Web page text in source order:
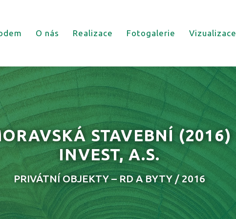
O nás Realizace Fotogalerie Vizualizace
STAVEBNÍ(2016)
INVEST, A.S.
PRIVÁTNÍ OBJEKTY – RD A BYTY / 2016